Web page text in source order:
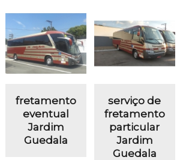
fretamento
eventual
Jardim
Guedala
serviço de
fretamento
particular
Jardim
Guedala